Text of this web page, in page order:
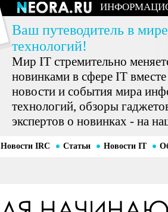
Ваш путеводитель в
технологий!
Мир IT стремительно
новинками в сфере IT
новости и события мира
технологий, обзоры
экспертов о новинках - на
Новости IRC Статьи Новости IT